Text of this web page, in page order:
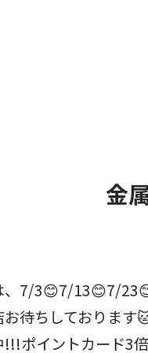
金
7/3😊7/13😊7/
待ちしております
ポイントカード3